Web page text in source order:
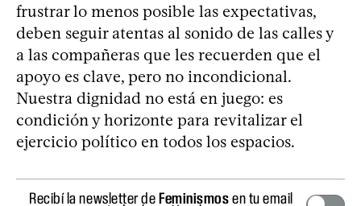
frustrar lo menos posible las expectativas,
deben seguir atentas al sonido de las calles y
a las compañeras que les recuerden que el
apoyo es clave, pero no incondicional.
Nuestra dignidad no está en juego: es
condición y horizonte para revitalizar el
ejercicio político en todos los espacios.
Recibí la newsletter deFeminismosen tu email